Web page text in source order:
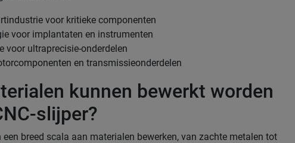
voor kritieke componenten
voor implantaten en instrumenten
voor ultraprecisie-onderdelen
en transmissieonderdelen
kunnen bewerkt worden
slijper?
een breed scala aan materialen bewerken, van zachte metalen tot